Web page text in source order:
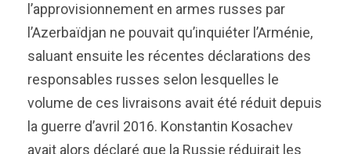
l’approvisionnement en armes russes par
l’Azerbaïdjan ne pouvait qu’inquiéter l’Arménie,
saluant ensuite les récentes déclarations des
responsables russes selon lesquelles le
volume de ces livraisons avait été réduit depuis
la guerre d’avril 2016. Konstantin Kosachev
avait alors déclaré que la Russie réduirait les